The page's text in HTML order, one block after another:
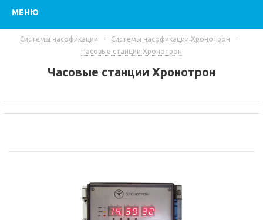
МЕНЮ
Системы часофикации - Системы часофикации Хронотрон
-
Часовые станции Хронотрон
Часовые станции Хронотрон